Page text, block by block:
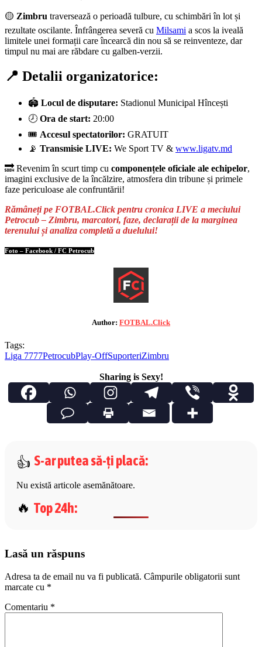
🟡 Zimbru traversează o perioadă tulbure, cu schimbări în lot și
rezultate oscilante. Înfrângerea severă cu Milsami a scos la iveală
limitele unei formații care încearcă din nou să se reinventeze, dar
timpul nu mai are răbdare cu galben-verzii.
📍 Detalii organizatorice:
🏟️ Locul de disputare: Stadionul Municipal Hîncești
🕗 Ora de start: 20:00
🎟️ Accesul spectatorilor: GRATUIT
📡 Transmisie LIVE: We Sport TV & www.ligatv.md
🔜 Revenim în scurt timp cu componențele oficiale ale echipelor,
imagini exclusive de la încălzire, atmosfera din tribune și primele
faze periculoase ale confruntării!
Rămâneți pe FOTBAL.Click pentru cronica LIVE a meciului
Petrocub – Zimbru, marcatori, faze, declarații de la marginea
terenului și analiza completă a duelului!
Foto – Facebook / FC Petrocub
Author: FOTBAL.Click
Tags:
Liga 7777PetrocubPlay-OffSuporteriZimbru
Sharing is Sexy!
S-ar putea să-ți placă:
Nu există articole asemănătoare.
Top 24h:
Lasă un răspuns
Adresa ta de email nu va fi publicată. Câmpurile obligatorii sunt
marcate cu *
Comentariu *